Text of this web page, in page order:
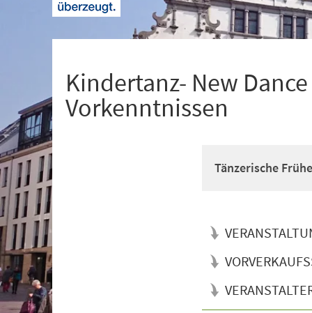
Kindertanz- New
Vorkenntnissen
Tänzerische